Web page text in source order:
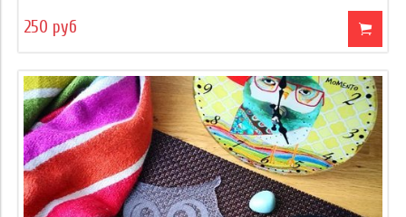
250 руб